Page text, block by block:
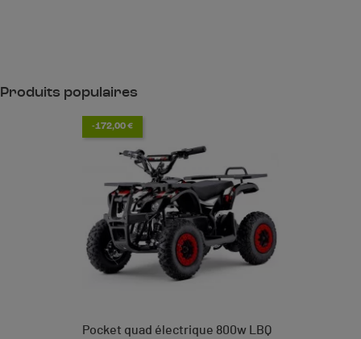
Produits populaires
-172,00 €
Pocket quad électrique 800w LBQ